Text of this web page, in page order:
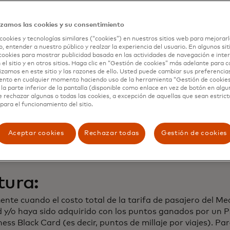
Black Card
a un Tarjetahabiente Mastercard® Business Black
en la superficie de la tarjeta Mastercard® Business
puede variar según el Emisor de la tarjeta. Para
Black Card, pueden beneficiarse de la exhaustiva
Black Card.
cuando el costo total de la tarifa de pasajero del
o haya sido adquirido con los puntos ganados por un
Black Card (es decir, puntos de millaje por viajes).
las cookies y su consentimiento
y tecnologías similares (“cookies”) en nuestros sitios web para
entender a nuestro público y realzar la experiencia del usuario. En algunos
para mostrar publicidad basada en las actividades de navegación e
el sitio y en otros sitios. Haga clic en “Gestión de cookies” más adelante para
en este sitio y las razones de ello. Usted puede cambiar sus
en cualquier momento haciendo uso de la herramienta “Gestión de
la parte inferior de la pantalla (disponible como enlace en vez de botón en
rechazar algunas o todas las cookies, a excepción de aquellas que sean
el funcionamiento del sitio.
Aceptar cookies Rechazar todas Gestión de cookies